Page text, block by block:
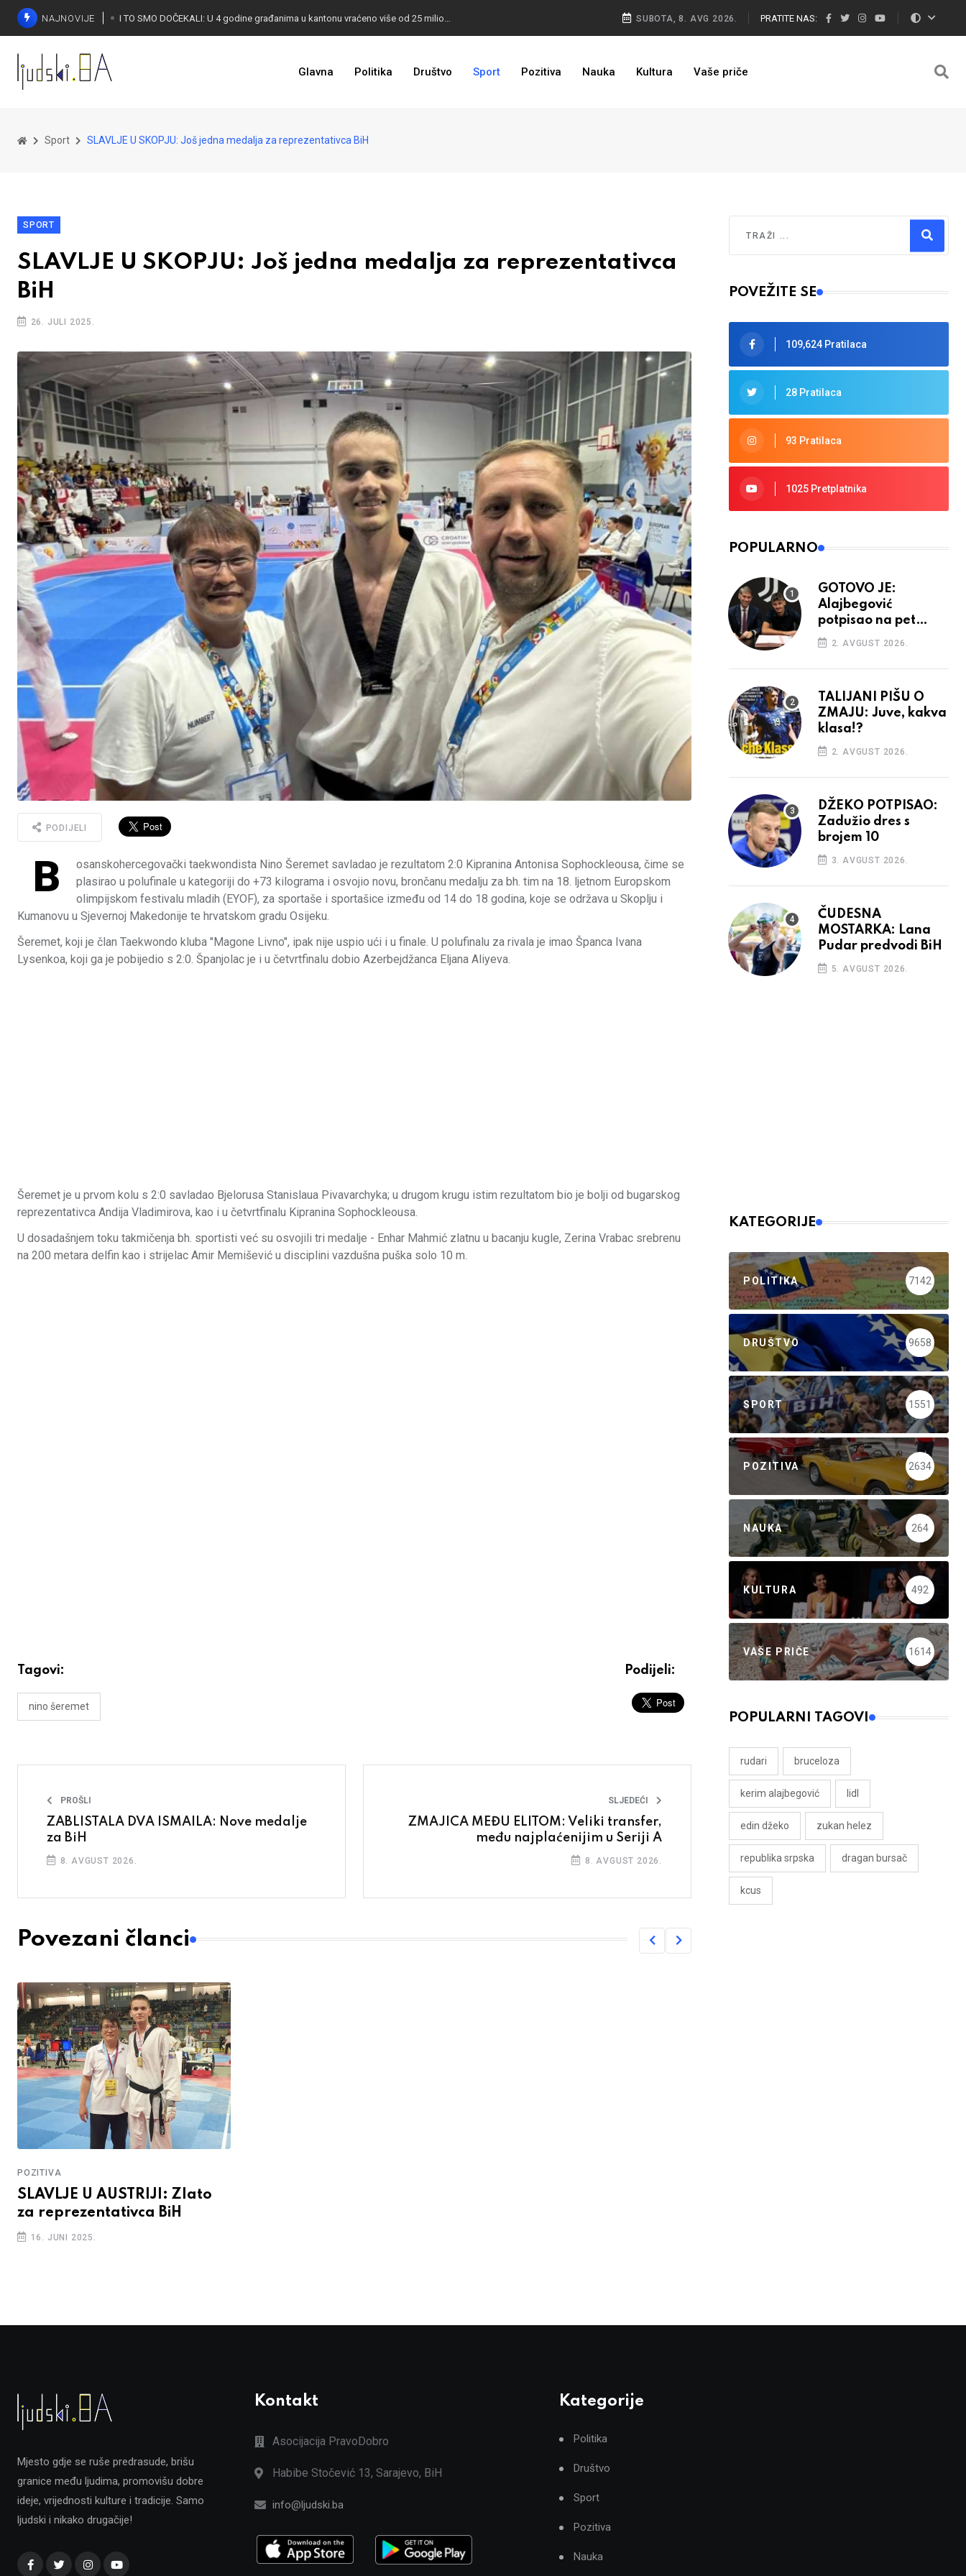
NAJNOVIJE
KONAKOVIĆ PALI ALARM: Otvoreno pismo UN-u
SUBOTA, 8. AVG 2026. PRATITE NAS:
Glavna Politika Društvo Sport Pozitiva Nauka Kultura Vaše priče
Sport SLAVLJE U SKOPJU: Još jedna medalja za reprezentativca BiH
SPORT
SLAVLJE U SKOPJU: Još jedna medalja za reprezentativca
BiH
26. JULI 2025.
PODIJELI
B
osanskohercegovački taekwondista Nino Šeremet savladao je rezultatom 2:0 Kipranina Antonisa Sophockleousa, čime se
plasirao u polufinale u kategoriji do +73 kilograma i osvojio novu, brončanu medalju za bh. tim na 18. ljetnom Europskom
olimpijskom festivalu mladih (EYOF), za sportaše i sportašice između od 14 do 18 godina, koje se održava u Skoplju i
Kumanovu u Sjevernoj Makedonije te hrvatskom gradu Osijeku.
Šeremet, koji je član Taekwondo kluba "Magone Livno", ipak nije uspio ući i u finale. U polufinalu za rivala je imao Španca Ivana
Lysenkoa, koji ga je pobijedio s 2:0. Španjolac je i u četvrtfinalu dobio Azerbejdžanca Eljana Aliyeva.
Šeremet je u prvom kolu s 2:0 savladao Bjelorusa Stanislaua Pivavarchyka; u drugom krugu istim rezultatom bio je bolji od bugarskog
reprezentativca Andija Vladimirova, kao i u četvrtfinalu Kipranina Sophockleousa.
U dosadašnjem toku takmičenja bh. sportisti već su osvojili tri medalje - Enhar Mahmić zlatnu u bacanju kugle, Zerina Vrabac srebrenu
na 200 metara delfin kao i strijelac Amir Memišević u disciplini vazdušna puška solo 10 m.
Tagovi:
nino šeremet
Podijeli:
PROŠLI
ZABLISTALA DVA ISMAILA: Nove medalje
za BiH
8. AVGUST 2026.
SLJEDEĆI
ZMAJICA MEĐU ELITOM: Veliki transfer,
među najplaćenijim u Seriji A
8. AVGUST 2026.
Povezani članci
POZITIVA
SLAVLJE U AUSTRIJI: Zlato
za reprezentativca BiH
16. JUNI 2025.
Type 2 or more characters for results.
POVEŽITE SE
109,624 Pratilaca
28 Pratilaca
93 Pratilaca
1025 Pretplatnika
POPULARNO
GOTOVO JE:
Alajbegović
potpisao na pet
godina
2. AVGUST 2026.
TALIJANI PIŠU O
ZMAJU: Juve, kakva
klasa!?
2. AVGUST 2026.
DŽEKO POTPISAO:
Zadužio dres s
brojem 10
3. AVGUST 2026.
ČUDESNA
MOSTARKA: Lana
Pudar predvodi BiH
5. AVGUST 2026.
KATEGORIJE
POLITIKA 7142
DRUŠTVO 9658
SPORT 1551
POZITIVA 2634
NAUKA 264
KULTURA 492
VAŠE PRIČE 1614
POPULARNI TAGOVI
rudari bruceloza
kerim alajbegović lidl
edin džeko zukan helez
republika srpska dragan bursač
kcus
Mjesto gdje se ruše predrasude, brišu
granice među ljudima, promovišu dobre
ideje, vrijednosti kulture i tradicije. Samo
ljudski i nikako drugačije!
Kontakt
Asocijacija PravoDobro
Habibe Stočević 13, Sarajevo, BiH
info@ljudski.ba
Kategorije
Politika
Društvo
Sport
Pozitiva
Nauka